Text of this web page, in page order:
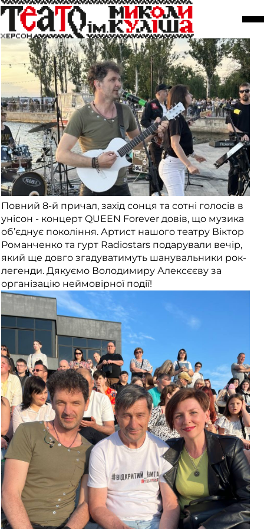
QUEEN Forever
08 червня
Повний 8-й причал, захід сонця та сотні голосів в
унісон - концерт QUEEN Forever довів, що музика
об’єднує покоління. Артист нашого театру Віктор
Романченко та гурт Radiostars подарували вечір,
який ще довго згадуватимуть шанувальники рок-
легенди. Дякуємо Володимиру Алексєєву за
організацію неймовірної події!